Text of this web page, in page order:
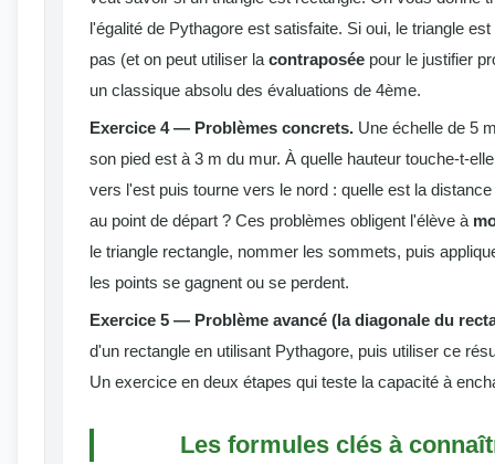
l'égalité de Pythagore est satisfaite. Si oui, le triangle
pas (et on peut utiliser la contraposée pour le justifier
un classique absolu des évaluations de 4ème.
Exercice 4 — Problèmes concrets. Une échelle de 5
son pied est à 3 m du mur. À quelle hauteur touche-t-
vers l'est puis tourne vers le nord : quelle est la
au point de départ ? Ces problèmes obligent l'élève à
le triangle rectangle, nommer les sommets, puis
les points se gagnent ou se perdent.
Exercice 5 — Problème avancé (la diagonale du
d'un rectangle en utilisant Pythagore, puis utiliser ce
Un exercice en deux étapes qui teste la capacité à
Les formules clés à